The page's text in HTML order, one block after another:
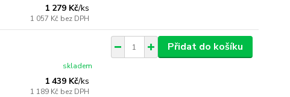
1 279 Kč/ks
1 057 Kč bez DPH
1 439 Kč/ks
1 189 Kč bez DPH
skladem
Přidat do košíku